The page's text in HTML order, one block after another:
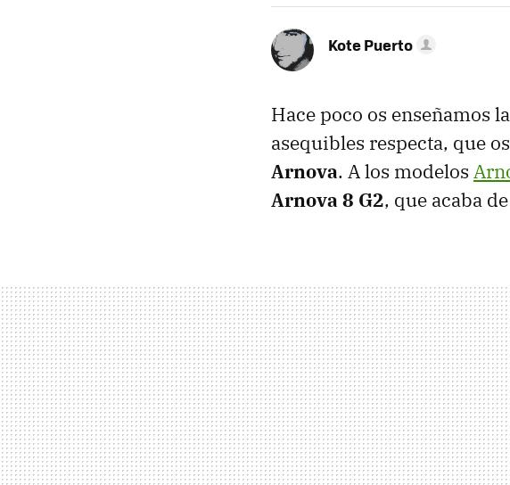
Kote Puerto
Hace poco os enseñamos
asequibles respecta, que
Arnova. A los modelos
Arnova 8 G2, que acaba